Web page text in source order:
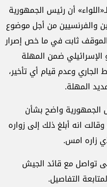
أن رئيس الجمهورية
والفرنسيين من أجل موضوع
الموقف ثابت في ما خص إصرار
الإسرائيلي ضمن المهلة
وعدم قيام أي تأخير،
المهلة.
واضح بشأن
انه أبلغ ذلك إلى زواره
زاره امس.
تواصل مع قائد الجيش
التفاصيل.